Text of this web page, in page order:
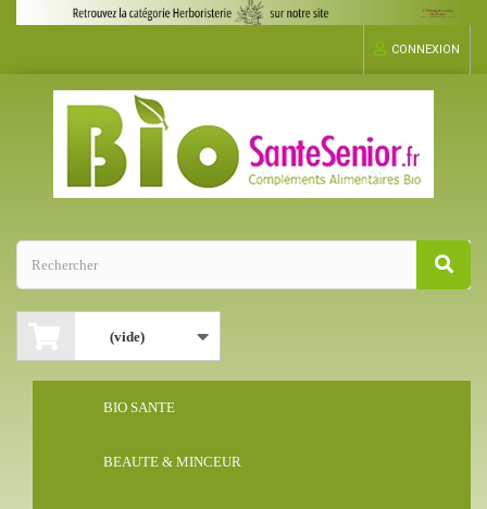
CONNEXION
(vide)
BIO SANTE
BEAUTE & MINCEUR